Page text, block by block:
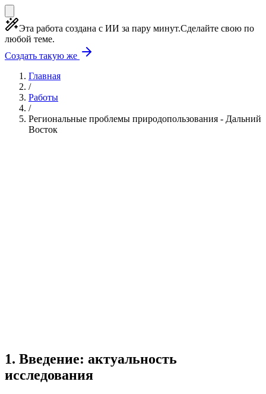
Эта работа создана с ИИ за пару минут.Сделайте свою по
любой теме.
Создать такую же
Главная
/
Работы
/
Региональные проблемы природопользования - Дальний
Восток
1. Введение: актуальность
исследования